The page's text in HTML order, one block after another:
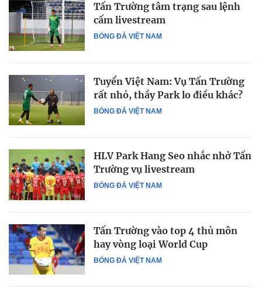
BÓNG ĐÁ VIỆT NAM
Tấn Trường tâm trạng sau lệnh
cấm livestream
BÓNG ĐÁ VIỆT NAM
Tuyển Việt Nam: Vụ Tấn Trường
rất nhỏ, thầy Park lo điều khác?
BÓNG ĐÁ VIỆT NAM
HLV Park Hang Seo nhắc nhở Tấn
Trường vụ livestream
BÓNG ĐÁ VIỆT NAM
Tấn Trường vào top 4 thủ môn
hay vòng loại World Cup